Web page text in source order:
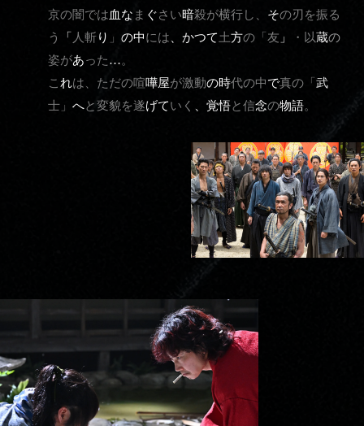
京の闇では血 な ま ぐさ い暗殺が横行し その刃 を振る
う
「 人 斬り 」 の中には かつて土方の「友 」 ・ 以蔵の
姿があった…。
こ れは ただの喧嘩屋が激動の時代の中で真の「武
士」 へと変貌を遂げてい く 覚悟と信念の物語。